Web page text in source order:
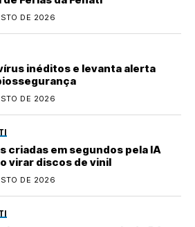
DE 2026
inéditos e levanta alerta
DE 2026
criadas em segundos pela IA
virar discos de vinil
DE 2026